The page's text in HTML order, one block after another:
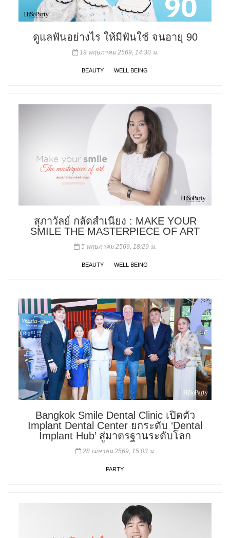
ดูแลฟันอย่างไร ให้มีฟันใช้ จนอายุ 90
19 พฤษภาคม 2569, 14:30 น.
BEAUTY WELL BEING
สุภาวัลย์ กลัดสำเนียง : MAKE YOUR
SMILE THE MASTERPIECE OF ART
5 พฤษภาคม 2569, 18:29 น.
BEAUTY WELL BEING
Bangkok Smile Dental Clinic เปิดตัว
Implant Dental Center ยกระดับ ‘Dental
Implant Hub’ สู่มาตรฐานระดับโลก
28 เมษายน 2569, 15:03 น.
PARTY